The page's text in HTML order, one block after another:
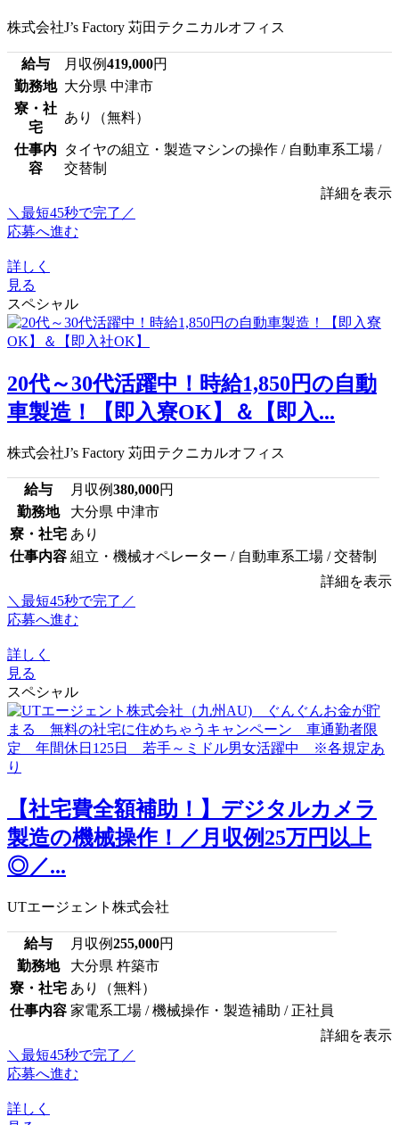
株式会社J’s Factory 苅田テクニカルオフィス
給与 月収例419,000円
勤務地 大分県 中津市
寮・社
宅
あり（無料）
仕事内
容
タイヤの組立・製造マシンの操作 / 自動車系工場 /
交替制
詳細を表示
＼最短45秒で完了／
応募へ進む
詳しく
見る
スペシャル
20代～30代活躍中！時給1,850円の自動
車製造！【即入寮OK】＆【即入...
株式会社J’s Factory 苅田テクニカルオフィス
給与 月収例380,000円
勤務地
大分県 中津市
寮・社宅 あり
仕事内容 組立・機械オペレーター / 自動車系工場 / 交替制
詳細を表示
＼最短45秒で完了／
応募へ進む
詳しく
見る
スペシャル
【社宅費全額補助！】デジタルカメラ
製造の機械操作！／月収例25万円以上
◎／...
UTエージェント株式会社
給与 月収例255,000円
勤務地
大分県 杵築市
寮・社宅 あり（無料）
仕事内容 家電系工場 / 機械操作・製造補助 / 正社員
詳細を表示
＼最短45秒で完了／
応募へ進む
詳しく